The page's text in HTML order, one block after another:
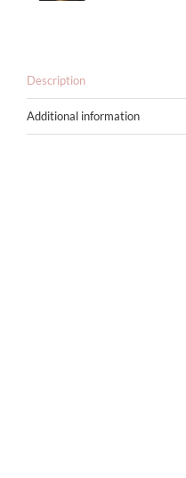
Description
Additional information